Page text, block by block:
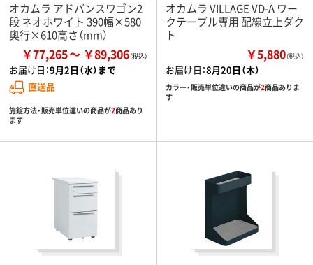
オカムラ アドバンスワゴン2
段 ネオホワイト 390幅×580
奥行×610高さ（mm）
￥77,265 ￥89,306
お届け日：9月2日（水）まで
直送品
施錠方法・販売単位違いの商品が2商品あり
ます
オカムラ VILLAGE VD-A ワー
クテーブル専用 配線立上ダク
ト
￥5,880（税込）
お届け日：8月20日（木）
カラー・販売単位違いの商品が2商品ありま
す